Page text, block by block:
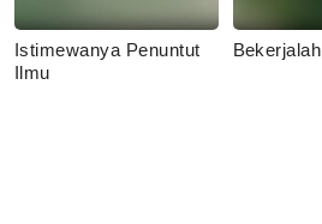
Istimewanya Penuntut
Ilmu
Bekerjalah